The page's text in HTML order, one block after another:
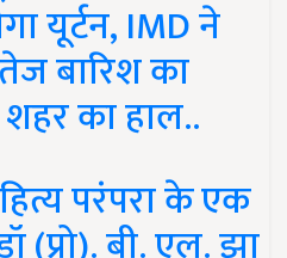
यूर्टन, IMD ने
बारिश का
का हाल..
परंपरा के एक